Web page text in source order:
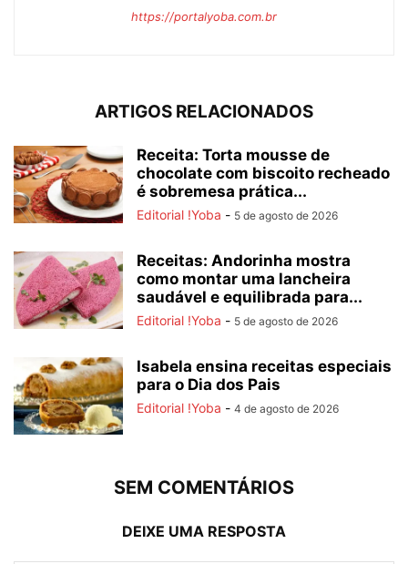
https://portalyoba.com.br
ARTIGOS RELACIONADOS
Receita: Torta mousse de
chocolate com biscoito recheado
é sobremesa prática...
Editorial !Yoba - 5 de agosto de 2026
Receitas: Andorinha mostra
como montar uma lancheira
saudável e equilibrada para...
Editorial !Yoba - 5 de agosto de 2026
Isabela ensina receitas especiais
para o Dia dos Pais
Editorial !Yoba - 4 de agosto de 2026
SEM COMENTÁRIOS
DEIXE UMA RESPOSTA